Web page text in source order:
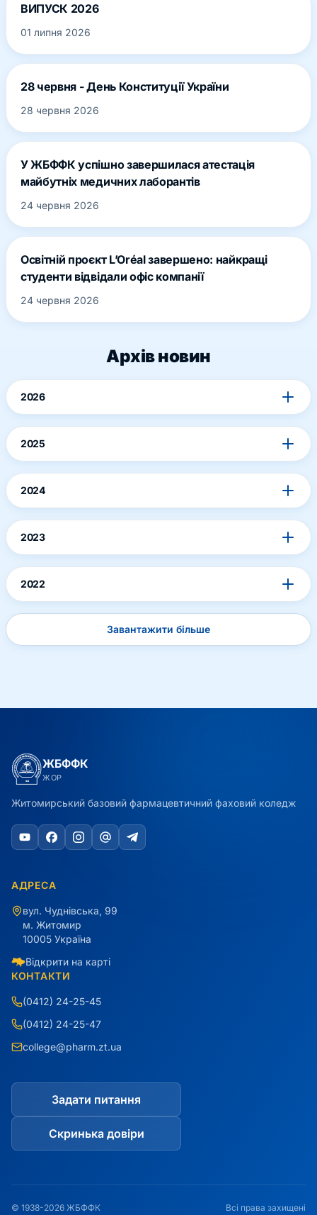
ВИПУСК 2026
01 липня 2026
28 червня - День Конституції України
28 червня 2026
У ЖБФФК успішно завершилася атестація
майбутніх медичних лаборантів
24 червня 2026
Освітній проєкт L’Oréal завершено: найкращі
студенти відвідали офіс компанії
24 червня 2026
Архів новин
2026
2025
2024
2023
2022
Завантажити більше
ЖБФФК
ЖОР
Житомирський базовий фармацевтичний фаховий коледж
АДРЕСА
вул. Чуднівська, 99
м. Житомир
10005 Україна
Відкрити на карті
КОНТАКТИ
(0412) 24-25-45
(0412) 24-25-47
college@pharm.zt.ua
Задати питання
Скринька довіри
© 1938-2026 ЖБФФК Всі права захищені